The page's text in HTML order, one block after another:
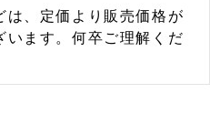
は、定価より販売価格が
います。何卒ご理解くだ